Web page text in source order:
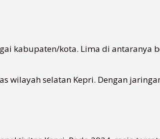
kabupaten/kota. Lima di antaranya
selatan Kepri. Dengan